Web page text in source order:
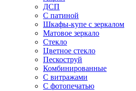
ДСП
С патиной
Шкафы-купе с зеркалом
Матовое зеркало
Стекло
Цветное стекло
Пескоструй
Комбинированные
С витражами
С фотопечатью